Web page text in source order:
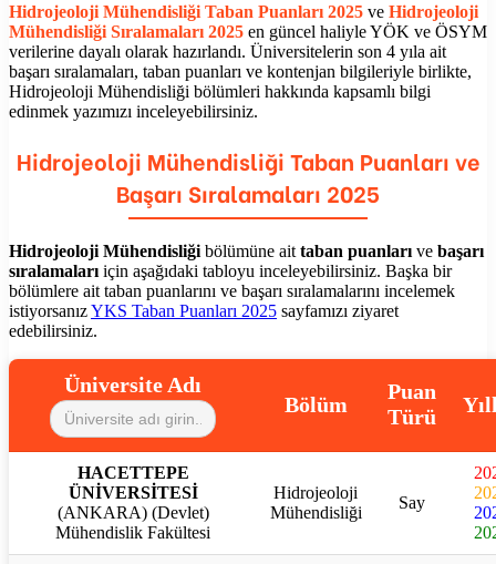
Hidrojeoloji Mühendisliği Taban Puanları 2025 ve Hidrojeoloji
Mühendisliği Sıralamaları 2025 en güncel haliyle YÖK ve ÖSYM
verilerine dayalı olarak hazırlandı. Üniversitelerin son 4 yıla ait
başarı sıralamaları, taban puanları ve kontenjan bilgileriyle birlikte,
Hidrojeoloji Mühendisliği bölümleri hakkında kapsamlı bilgi
edinmek yazımızı inceleyebilirsiniz.
Hidrojeoloji Mühendisliği Taban Puanları ve
Başarı Sıralamaları 2025
Hidrojeoloji Mühendisliği bölümüne ait taban puanları ve başarı
sıralamaları için aşağıdaki tabloyu inceleyebilirsiniz. Başka bir
bölümlere ait taban puanlarını ve başarı sıralamalarını incelemek
istiyorsanızYKS Taban Puanları 2025 sayfamızı ziyaret
edebilirsiniz.
Üniversite Adı
Bölüm
Puan
Türü
HACETTEPE
ÜNİVERSİTESİ
(ANKARA) (Devlet)
Mühendislik Fakültesi
Hidrojeoloji
Mühendisliği
Say